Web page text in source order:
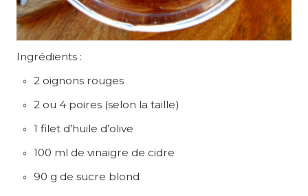
Ingrédients :
2 oignons rouges
2 ou 4 poires (selon la taille)
1 filet d’huile d’olive
100 ml de vinaigre de cidre
90 g de sucre blond